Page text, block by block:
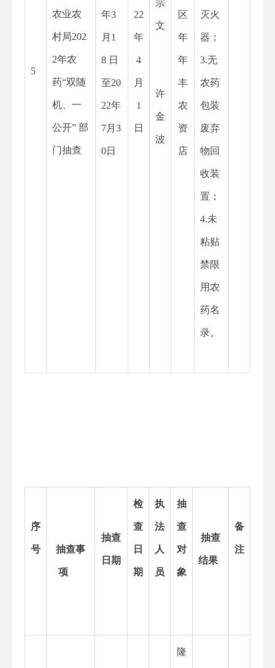
5
农业农
村局202
2年农
药“双随
机、一
公开” 部
门抽查
年3
月1
8 日
至20
22年
7月3
0日
22
年
4
月
1
日
宗
文
许
金
波
区
年
年
丰
农
资
店
灭火
器；
3.无
农药
包装
废弃
物回
收装
置；
4.未
粘贴
禁限
用农
药名
录。
序
号 抽查事
项
抽查
日期
检
查
日
期
执
法
人
员
抽
查
对
象
抽查
结果
备
注
隆